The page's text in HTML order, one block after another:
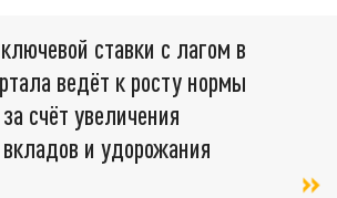
ставки с лагом в
ведёт к росту нормы
счёт увеличения
и удорожания